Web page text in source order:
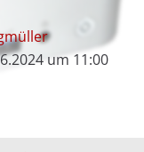
um 11:00